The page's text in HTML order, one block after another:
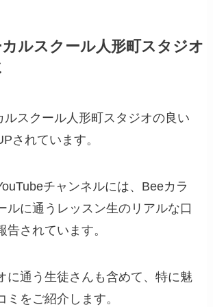
ルスクール人形町スタジオ
ルスクール人形町スタジオの良い
されています。
チャンネルには、Beeカラ
ルに通うレッスン生のリアルな口
告されています。
に通う生徒さんも含めて、特に魅
ミをご紹介します。